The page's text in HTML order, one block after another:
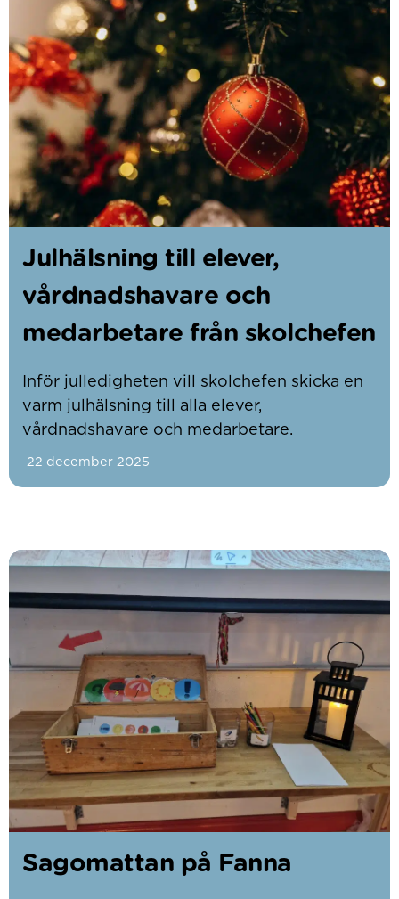
Julhälsning till elever,
vårdnadshavare och
medarbetare från skolchefen
Inför julledigheten vill skolchefen skicka en
varm julhälsning till alla elever,
vårdnadshavare och medarbetare.
22 december 2025
Sagomattan på Fanna